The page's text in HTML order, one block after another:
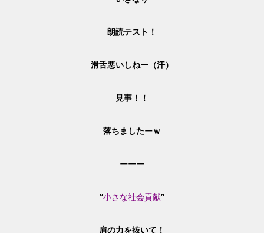
朗読テスト！
滑舌悪いしねー（汗）
見事！！
落ちましたーｗ
ーーー
”小さな社会貢献”
肩の力を抜いて！